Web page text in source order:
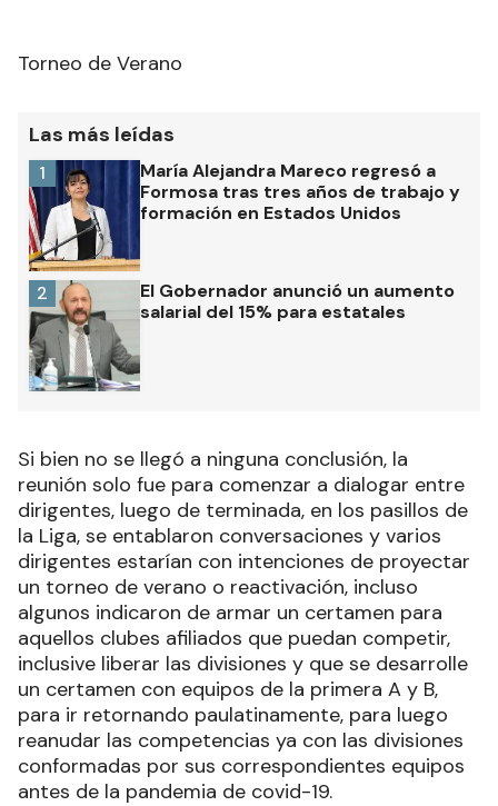
Torneo de Verano
Las más leídas
María Alejandra Mareco regresó a
Formosa tras tres años de trabajo y
formación en Estados Unidos
1
El Gobernador anunció un aumento
salarial del 15% para estatales
2
Si bien no se llegó a ninguna conclusión, la
reunión solo fue para comenzar a dialogar entre
dirigentes, luego de terminada, en los pasillos de
la Liga, se entablaron conversaciones y varios
dirigentes estarían con intenciones de proyectar
un torneo de verano o reactivación, incluso
algunos indicaron de armar un certamen para
aquellos clubes afiliados que puedan competir,
inclusive liberar las divisiones y que se desarrolle
un certamen con equipos de la primera A y B,
para ir retornando paulatinamente, para luego
reanudar las competencias ya con las divisiones
conformadas por sus correspondientes equipos
antes de la pandemia de covid-19.